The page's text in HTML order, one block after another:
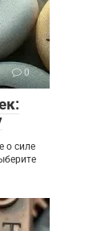
0
о силе